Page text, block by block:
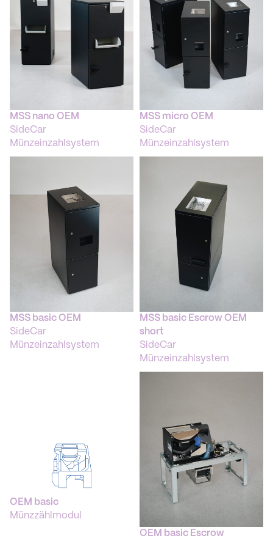
MSS nano OEM
SideCar
Münzeinzahlsystem
MSS micro OEM
SideCar
Münzeinzahlsystem
MSS basic OEM
SideCar
Münzeinzahlsystem
MSS basic Escrow OEM
short
SideCar
Münzeinzahlsystem
OEM basic
Münzzählmodul
OEM basic Escrow